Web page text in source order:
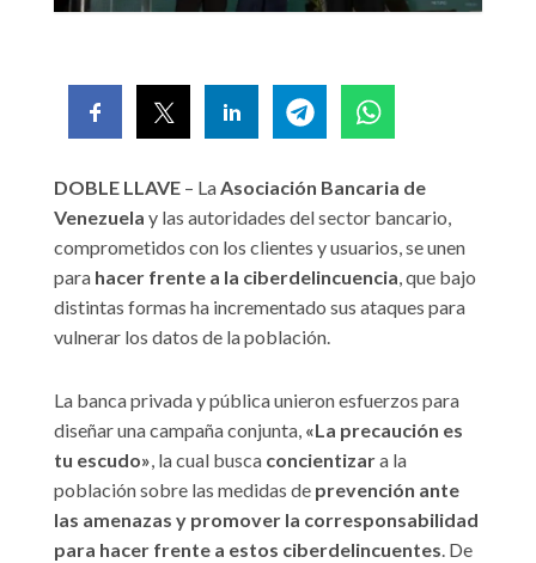
DOBLE LLAVE – LaAsociación Bancaria de
Venezuela y las autoridades del sector bancario,
comprometidos con los clientes y usuarios, se unen
para hacer frente a la ciberdelincuencia, que bajo
distintas formas ha incrementado sus ataques para
vulnerar los datos de la población.
La banca privada y pública unieron esfuerzos para
diseñar una campaña conjunta, «La precaución es
tu escudo», la cual busca concientizara la
población sobre las medidas de prevención ante
las amenazas y promover la corresponsabilidad
para hacer frente a estos ciberdelincuentes. De